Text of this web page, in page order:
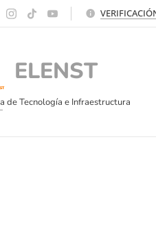
ELENST
de Tecnología e Infraestructura